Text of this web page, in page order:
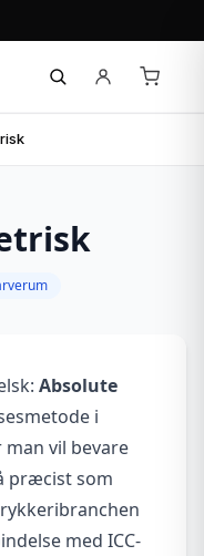
Absolute
i
vil bevare
præcist som
med ICC-